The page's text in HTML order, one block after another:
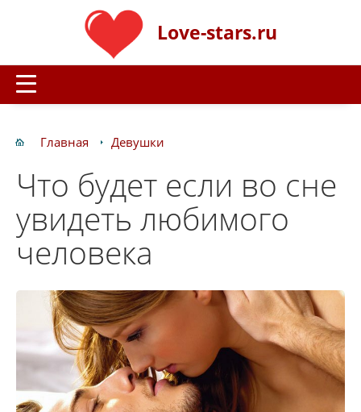
Love-stars.ru
Главная Девушки
Что будет если во сне
увидеть любимого
человека